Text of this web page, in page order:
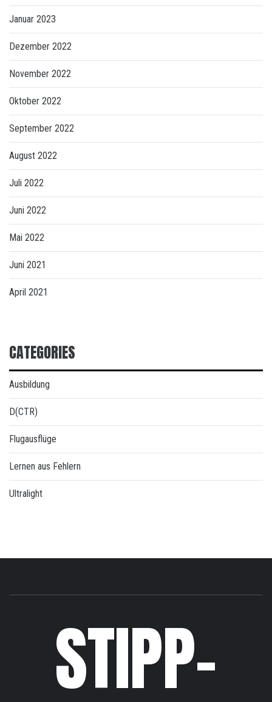
Januar 2023
Dezember 2022
November 2022
Oktober 2022
September 2022
August 2022
Juli 2022
Juni 2022
Mai 2022
Juni 2021
April 2021
CATEGORIES
Ausbildung
D(CTR)
Flugausflüge
Lernen aus Fehlern
Ultralight
STIPP-